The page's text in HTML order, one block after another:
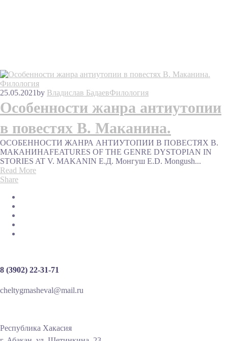
Филология
25.05.2021by Владислав БадаевФилология
Особенности жанра антиутопии
в повестях В. Маканина.
ОСОБЕННОСТИ ЖАНРА АНТИУТОПИИ В ПОВЕСТЯХ В.
МАКАНИНАFEATURES OF THE GENRE DYSTOPIAN IN
STORIES AT V. MAKANIN Е.Д. Монгуш E.D. Mongush...
Read More
Share
8 (3902) 22-31-71
cheltygmasheval@mail.ru
Республика Хакасия